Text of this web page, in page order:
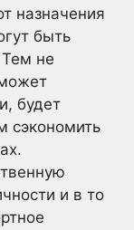
назначения
быть
не
будет
сэкономить
и в то